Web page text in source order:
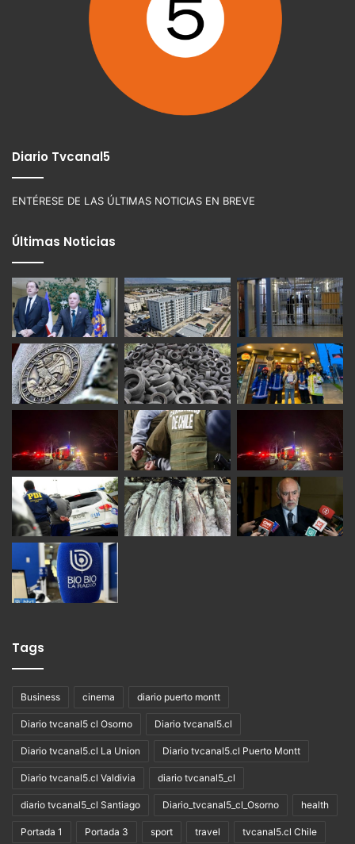
Diario Tvcanal5
ENTÉRESE DE LAS ÚLTIMAS NOTICIAS EN BREVE
Últimas Noticias
Tags
Business cinema diario puerto montt
Diario tvcanal5 cl Osorno Diario tvcanal5.cl
Diario tvcanal5.cl La Union Diario tvcanal5.cl Puerto Montt
Diario tvcanal5.cl Valdivia diario tvcanal5_cl
diario tvcanal5_cl Santiago Diario_tvcanal5_cl_Osorno health
Portada 1 Portada 3 sport travel tvcanal5.cl Chile